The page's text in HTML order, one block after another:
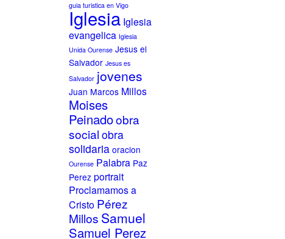
guia turistica en Vigo
Iglesia Iglesia
evangelica Iglesia
Unida Ourense Jesus el
Salvador Jesus es
Salvador jovenes
Juan Marcos Millos
Moises
Peinadoobra
social obra
solidaria oracion
Ourense Palabra Paz
Perez portrait
Proclamamos a
Cristo Pérez
Millos Samuel
Samuel Perez